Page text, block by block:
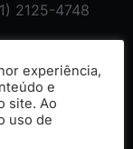
2125-4748
experiência,
e
site. Ao
uso de